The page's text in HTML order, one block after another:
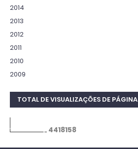
2014
2013
2012
2011
2010
2009
TOTAL DE VISUALIZAÇÕES DE PÁGINA
4418158